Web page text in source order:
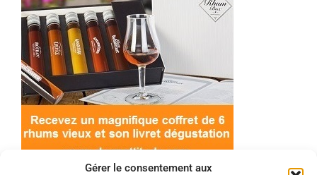
Gérer le consentement aux